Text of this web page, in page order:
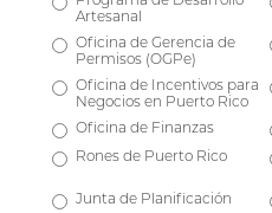
Artesanal
Oficina de Gerencia de
Permisos (OGPe)
Oficina de Incentivos para
Negocios en Puerto Rico
Oficina de Finanzas
Rones de Puerto Rico
Junta de Planificación